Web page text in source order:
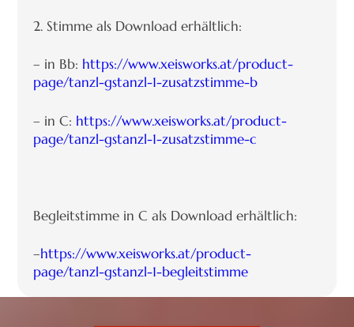
2. Stimme als Download erhältlich:
– in Bb: https://www.xeisworks.at/product-
page/tanzl-gstanzl-1-zusatzstimme-b
– in C: https://www.xeisworks.at/product-
page/tanzl-gstanzl-1-zusatzstimme-c
Begleitstimme in C als Download erhältlich:
–https://www.xeisworks.at/product-
page/tanzl-gstanzl-1-begleitstimme